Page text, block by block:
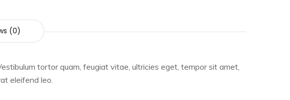
(0)
tortor quam, feugiat vitae, ultricies eget, tempor sit amet,
eleifend leo.